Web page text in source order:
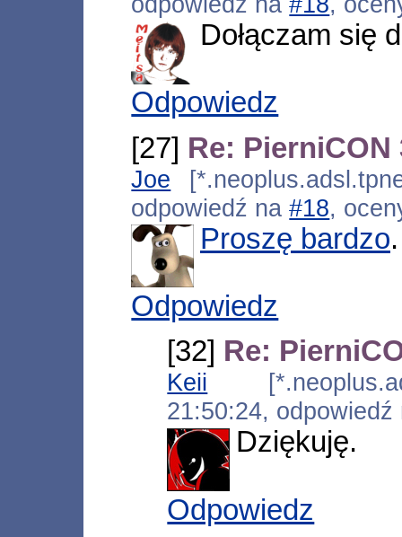
Dołączam się
Odpowiedz
[27] Re:
Joe
odpowiedź na#18,
Proszę bardzo.
Odpowiedz
[32] Re:
Keii
21:50:24,
Dziękuję.
Odpowiedz